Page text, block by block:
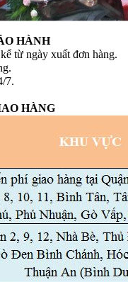
HÀNH
từ ngày xuất đơn hàng.
7.
HÀNG